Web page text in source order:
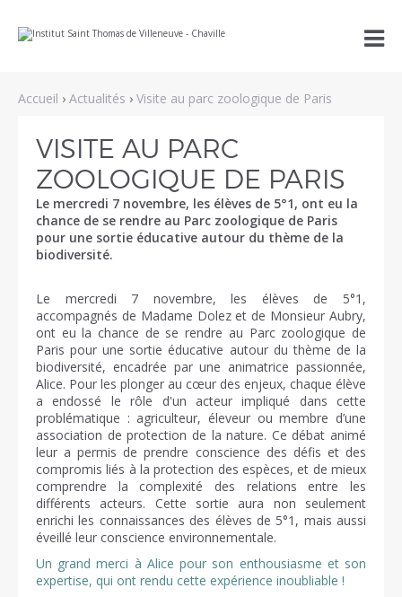
au
la
personnels

Accueil › Actualités › Visite au parc zoologique de Paris
VISITE AU PARC
ZOOLOGIQUE DE PARIS
Le mercredi 7 novembre, les élèves de 5°1, ont eu la
chance de se rendre au Parc zoologique de Paris
pour une sortie éducative autour du thème de la
biodiversité.
Le mercredi 7 novembre, les élèves de 5°1,
accompagnés de Madame Dolez et de Monsieur Aubry,
ont eu la chance de se rendre au Parc zoologique de
Paris pour une sortie éducative autour du thème de la
biodiversité, encadrée par une animatrice passionnée,
Alice. Pour les plonger au cœur des enjeux, chaque élève
a endossé le rôle d'un acteur impliqué dans cette
problématique : agriculteur, éleveur ou membre d’une
association de protection de la nature. Ce débat animé
leur a permis de prendre conscience des défis et des
compromis liés à la protection des espèces, et de mieux
comprendre la complexité des relations entre les
différents acteurs. Cette sortie aura non seulement
enrichi les connaissances des élèves de 5°1, mais aussi
éveillé leur conscience environnementale.
Un grand merci à Alice pour son enthousiasme et son
expertise, qui ont rendu cette expérience inoubliable !